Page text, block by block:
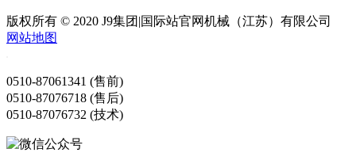
版权所有 © 2020 J9集团|国际站官网机械（江苏）有限公司
网站地图
0510-87061341 (售前)
0510-87076718 (售后)
0510-87076732 (技术)